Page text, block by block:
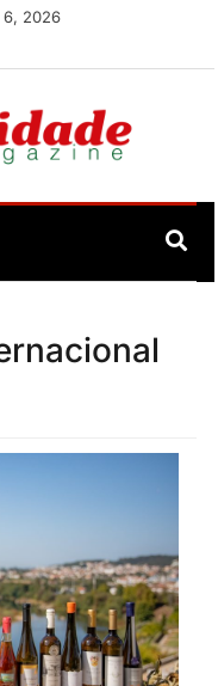
2026